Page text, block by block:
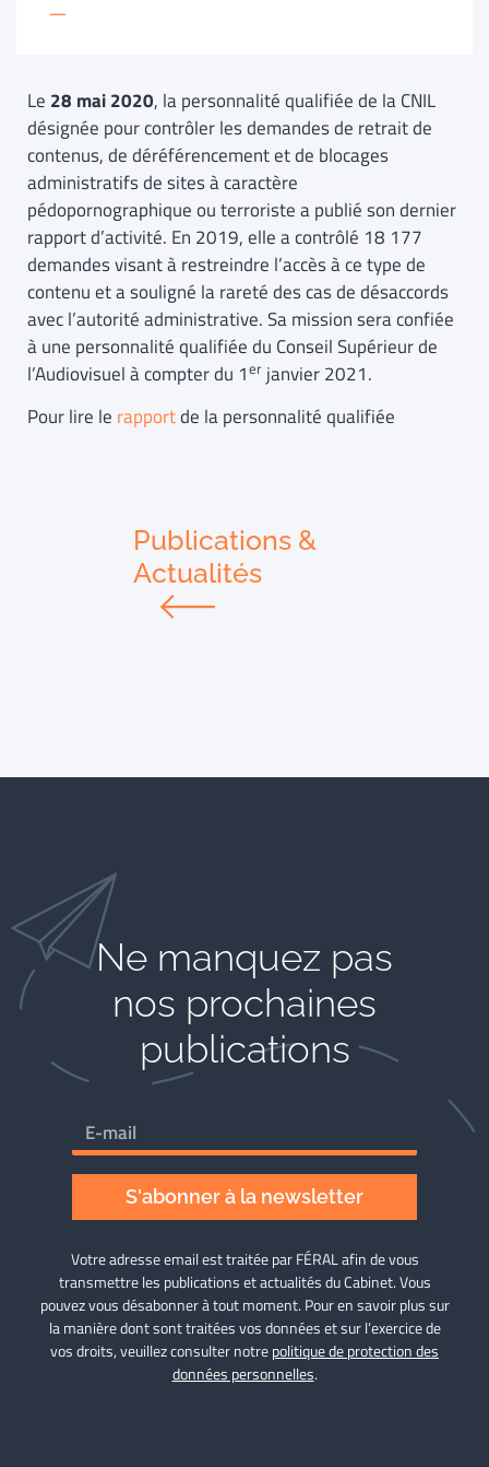
—
Le 28 mai 2020, la personnalité qualifiée de la CNIL
désignée pour contrôler les demandes de retrait de
contenus, de déréférencement et de blocages
administratifs de sites à caractère
pédopornographique ou terroriste a publié son dernier
rapport d’activité. En 2019, elle a contrôlé 18 177
demandes visant à restreindre l’accès à ce type de
contenu et a souligné la rareté des cas de désaccords
avec l’autorité administrative. Sa mission sera confiée
à une personnalité qualifiée du Conseil Supérieur de
l’Audiovisuel à compter du 1er janvier 2021.
Pour lire le rapportde la personnalité qualifiée
Publications &
Actualités
Ne manquez pas
nos prochaines
publications
S'abonner à la newsletter
Votre adresse email est traitée par FÉRAL afin de vous
transmettre les publications et actualités du Cabinet. Vous
pouvez vous désabonner à tout moment. Pour en savoir plus sur
la manière dont sont traitées vos données et sur l’exercice de
vos droits, veuillez consulter notrepolitique de protection des
données personnelles.